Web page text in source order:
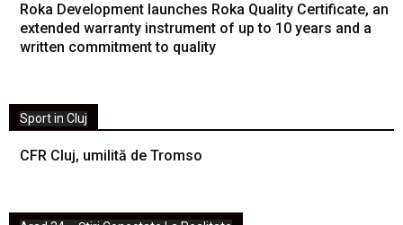
Roka Development launches Roka Quality Certificate, an
extended warranty instrument of up to 10 years and a
written commitment to quality
Sport in Cluj
CFR Cluj, umilită de Tromso